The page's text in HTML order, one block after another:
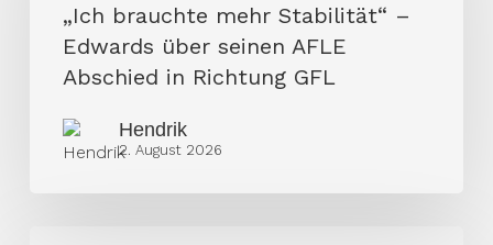
Edwards
seinen
AFLE
Abschied
„Ich brauchte mehr Stabilität“ –
Edwards über seinen AFLE
Abschied in Richtung GFL
Hendrik
2. August 2026